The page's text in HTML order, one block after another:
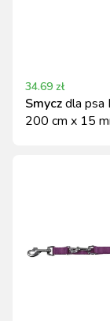
34.69 zł
Smyczdla psa
200 cm x 15